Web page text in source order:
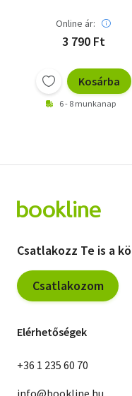
Online ár:
3 790 Ft
Kosárba
6 - 8 munkanap
Csatlakozz Te is a
Csatlakozom
Elérhetőségek
+36 1 235 60 70
info@bookline.hu